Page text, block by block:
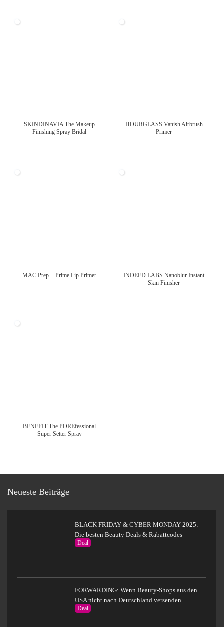
SKINDINAVIA The Makeup
Finishing Spray Bridal
HOURGLASS Vanish Airbrush
Primer
MAC Prep + Prime Lip Primer
INDEED LABS Nanoblur Instant
Skin Finisher
BENEFIT The POREfessional
Super Setter Spray
Neueste Beiträge
BLACK FRIDAY & CYBER MONDAY 2025:
Die besten Beauty Deals & Rabattcodes
Deal
FORWARDING: Wenn Beauty-Shops aus den
USA nicht nach Deutschland versenden
Deal